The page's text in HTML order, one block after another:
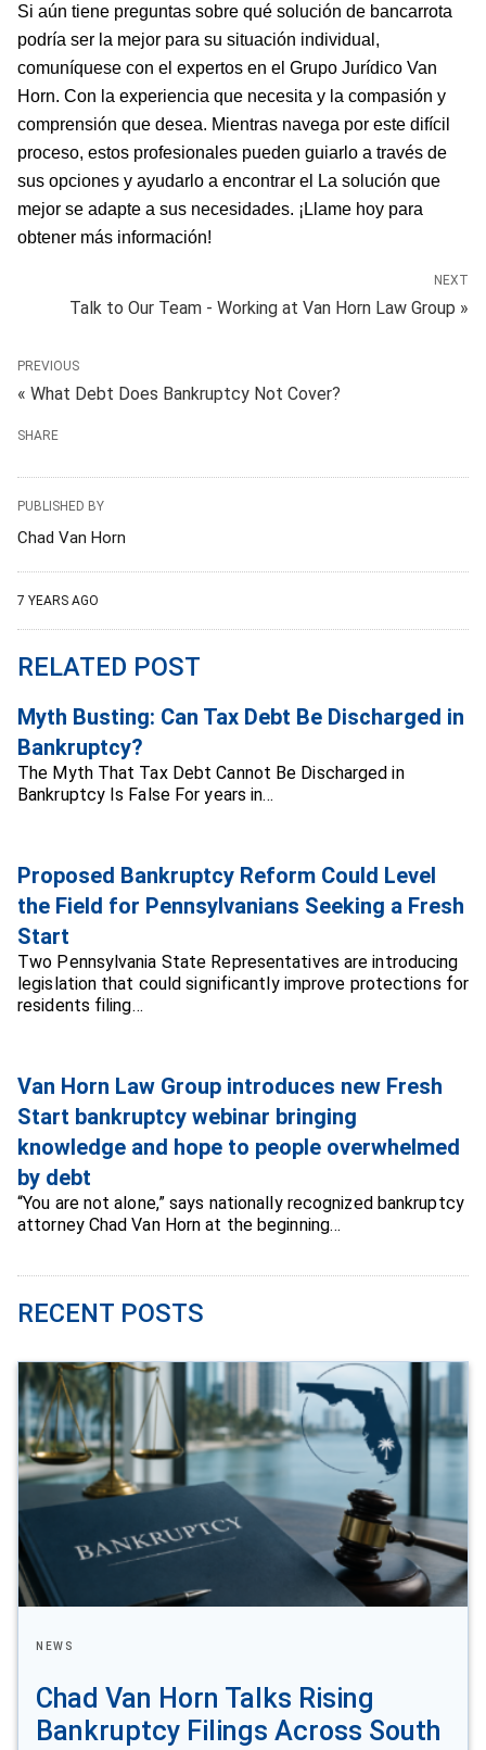
Si aún tiene preguntas sobre qué solución de bancarrota
podría ser la mejor para su situación individual,
comuníquese con el expertos en el Grupo Jurídico Van
Horn. Con la experiencia que necesita y la compasión y
comprensión que desea. Mientras navega por este difícil
proceso, estos profesionales pueden guiarlo a través de
sus opciones y ayudarlo a encontrar el La solución que
mejor se adapte a sus necesidades. ¡Llame hoy para
obtener más información!
NEXT
Talk to Our Team - Working at Van Horn Law Group »
PREVIOUS
« What Debt Does Bankruptcy Not Cover?
SHARE
PUBLISHED BY
Chad Van Horn
7 YEARS AGO
RELATED POST
Myth Busting: Can Tax Debt Be Discharged in
Bankruptcy?
The Myth That Tax Debt Cannot Be Discharged in
Bankruptcy Is False For years in…
Proposed Bankruptcy Reform Could Level
the Field for Pennsylvanians Seeking a Fresh
Start
Two Pennsylvania State Representatives are introducing
legislation that could significantly improve protections for
residents filing…
Van Horn Law Group introduces new Fresh
Start bankruptcy webinar bringing
knowledge and hope to people overwhelmed
by debt
“You are not alone,” says nationally recognized bankruptcy
attorney Chad Van Horn at the beginning…
RECENT POSTS
NEWS
Chad Van Horn Talks Rising
Bankruptcy Filings Across South